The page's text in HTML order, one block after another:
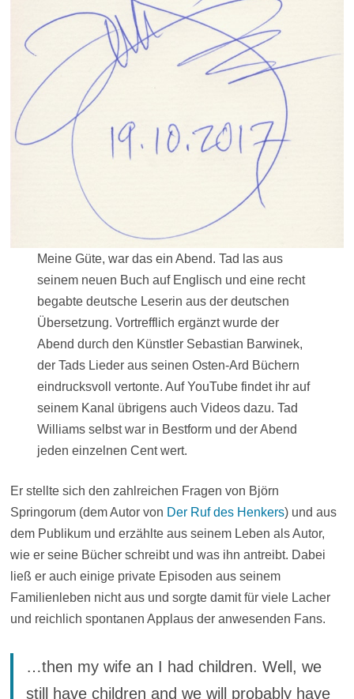
Meine Güte, war das ein Abend. Tad las aus
seinem neuen Buch auf Englisch und eine recht
begabte deutsche Leserin aus der deutschen
Übersetzung. Vortrefflich ergänzt wurde der
Abend durch den Künstler Sebastian Barwinek,
der Tads Lieder aus seinen Osten-Ard Büchern
eindrucksvoll vertonte. Auf YouTube findet ihr auf
seinem Kanal übrigens auch Videos dazu. Tad
Williams selbst war in Bestform und der Abend
jeden einzelnen Cent wert.
Er stellte sich den zahlreichen Fragen von Björn
Springorum (dem Autor von Der Ruf des Henkers) und aus
dem Publikum und erzählte aus seinem Leben als Autor,
wie er seine Bücher schreibt und was ihn antreibt. Dabei
ließ er auch einige private Episoden aus seinem
Familienleben nicht aus und sorgte damit für viele Lacher
und reichlich spontanen Applaus der anwesenden Fans.
…then my wife an I had children. Well, we
still have children and we will probably have